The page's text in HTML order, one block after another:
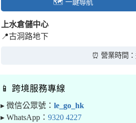
🗺️ 一鍵導航
上水倉儲中心
📍古洞路地下
⏰ 營業時間
📱 跨境服務專線
▸ 微信公眾號： le_go_hk
▸ WhatsApp： 9320 4227